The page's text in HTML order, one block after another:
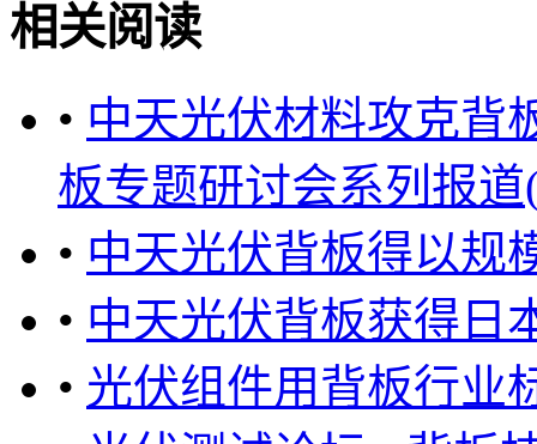
相关阅读
• 中天光伏材料攻克
板专题研讨会系列报道
• 中天光伏背板得以规
• 中天光伏背板获得日
• 光伏组件用背板行业